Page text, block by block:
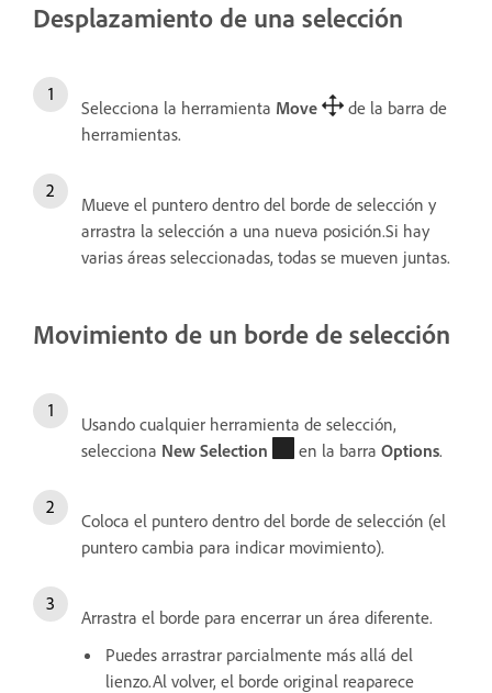
Desplazamiento de una selección
Selecciona la herramienta Move
de la barra de
herramientas.
Mueve el puntero dentro del borde de selección y
arrastra la selección a una nueva posición.Si hay
varias áreas seleccionadas, todas se mueven juntas.
Movimiento de un borde de selección
Usando cualquier herramienta de selección,
selecciona New Selection en la barra Options.
Coloca el puntero dentro del borde de selección (el
puntero cambia para indicar movimiento).
Arrastra el borde para encerrar un área diferente.
Puedes arrastrar parcialmente más allá del
lienzo.Al volver, el borde original reaparece